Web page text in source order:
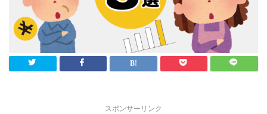
スポンサーリンク